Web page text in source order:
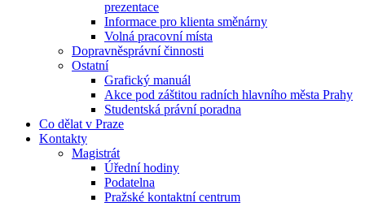
prezentace
Informace pro klienta směnárny
Volná pracovní místa
Dopravněsprávní činnosti
Ostatní
Grafický manuál
Akce pod záštitou radních hlavního města Prahy
Studentská právní poradna
Co dělat v Praze
Kontakty
Magistrát
Úřední hodiny
Podatelna
Pražské kontaktní centrum